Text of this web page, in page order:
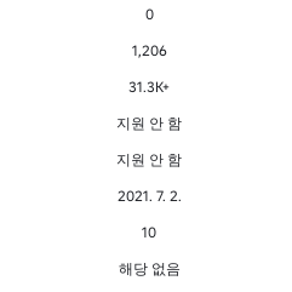
0
1,206
31.3K+
지원 안 함
지원 안 함
2021. 7. 2.
10
해당 없음